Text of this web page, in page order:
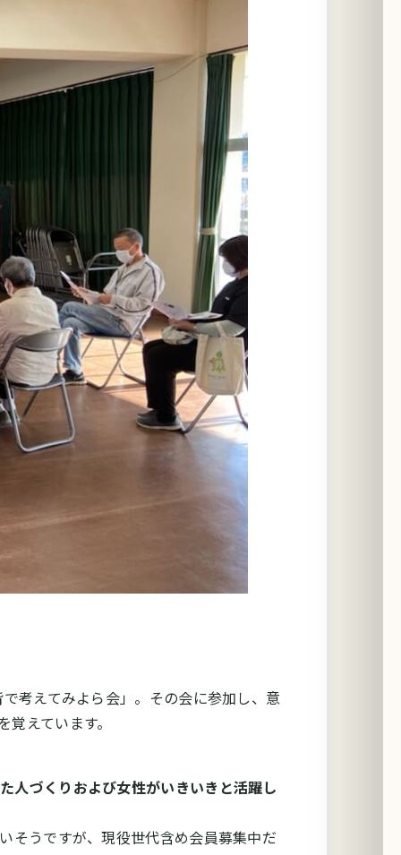
考えてみよら会」。その会に参加し、意
えています。
人づくりおよび女性がいきいきと活躍し
そうですが、現役世代含め会員募集中だ